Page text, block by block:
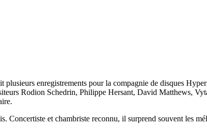
enregistrements pour la compagnie de disques
Rodion Schedrin, Philippe Hersant, David Matthews,
et chambriste reconnu, il surprend souvent les